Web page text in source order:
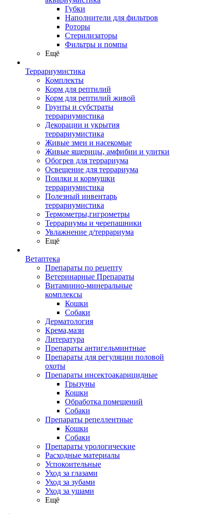
Губки
Наполнители для фильтров
Роторы
Стерилизаторы
Фильтры и помпы
Ещё
Террариумистика
Комплекты
Корм для рептилий
Корм для рептилий живой
Грунты и субстраты
террариумистика
Декорации и укрытия
террариумистика
Живые змеи и насекомые
Живые ящерицы, амфибии и улитки
Обогрев для террариума
Освещение для террариума
Поилки и кормушки
террариумистика
Полезный инвентарь
террариумистика
Термометры,гигрометры
Террариумы и черепашники
Увлажнение д/террариума
Ещё
Ветаптека
Препараты по рецепту
Ветеринарные Препараты
Витаминно-минеральные
комплексы
Кошки
Собаки
Дерматология
Крема,мази
Литература
Препараты антигельминтные
Препараты для регуляции половой
охоты
Препараты инсектоакарицидные
Грызуны
Кошки
Обработка помещений
Собаки
Препараты репеллентные
Кошки
Собаки
Препараты урологические
Расходные материалы
Успокоительные
Уход за глазами
Уход за зубами
Уход за ушами
Ещё